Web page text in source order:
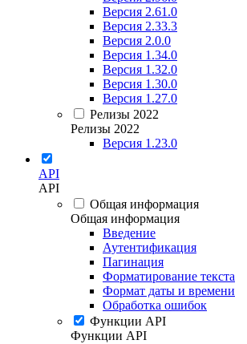
Версия 2.61.0
Версия 2.33.3
Версия 2.0.0
Версия 1.34.0
Версия 1.32.0
Версия 1.30.0
Версия 1.27.0
Релизы 2022
Релизы 2022
Версия 1.23.0
API
API
Общая информация
Общая информация
Введение
Аутентификация
Пагинация
Форматирование текста
Формат даты и времени
Обработка ошибок
Функции API
Функции API